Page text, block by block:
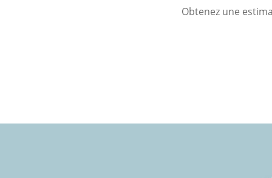
Obtenez une